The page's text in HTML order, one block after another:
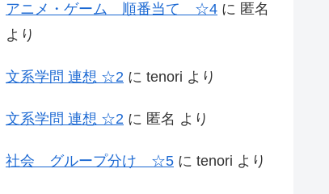
アニメ・ゲーム 順番当て ☆4 に 匿名
より
文系学問 連想 ☆2 に tenori より
文系学問 連想 ☆2 に 匿名 より
社会 グループ分け ☆5 に tenori より